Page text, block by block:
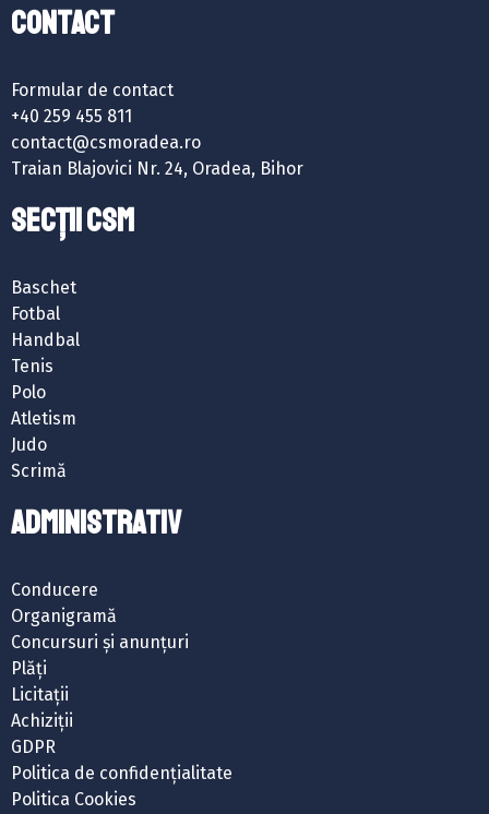
Contact
Formular de contact
+40 259 455 811
contact@csmoradea.ro
Traian Blajovici Nr. 24, Oradea, Bihor
SECȚII CSM
Baschet
Fotbal
Handbal
Tenis
Polo
Atletism
Judo
Scrimă
ADMINISTRATIV
Conducere
Organigramă
Concursuri și anunțuri
Plăți
Licitații
Achiziții
GDPR
Politica de confidențialitate
Politica Cookies